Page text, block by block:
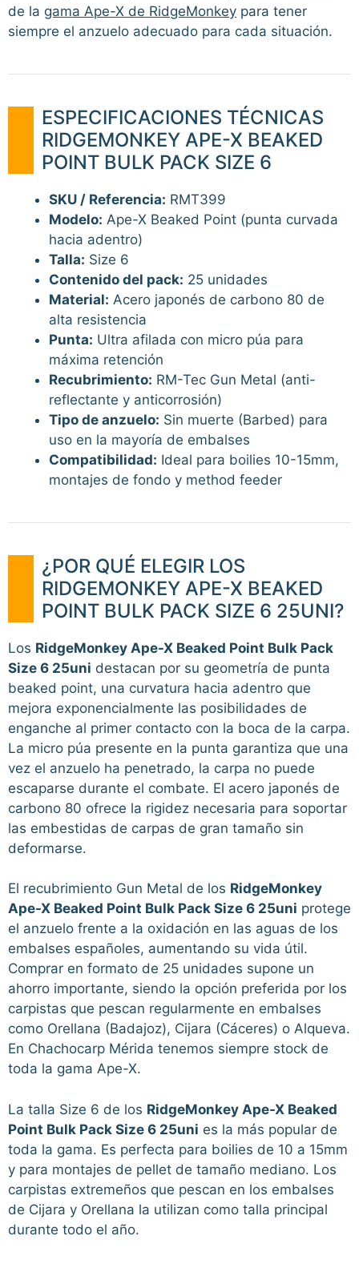
de la gama Ape-X de RidgeMonkey para tener
siempre el anzuelo adecuado para cada situación.
ESPECIFICACIONES TÉCNICAS
RIDGEMONKEY APE-X BEAKED
POINT BULK PACK SIZE 6
SKU / Referencia: RMT399
Modelo: Ape-X Beaked Point (punta curvada
hacia adentro)
Talla: Size 6
Contenido del pack: 25 unidades
Material: Acero japonés de carbono 80 de
alta resistencia
Punta: Ultra afilada con micro púa para
máxima retención
Recubrimiento: RM-Tec Gun Metal (anti-
reflectante y anticorrosión)
Tipo de anzuelo: Sin muerte (Barbed) para
uso en la mayoría de embalses
Compatibilidad: Ideal para boilies 10-15mm,
montajes de fondo y method feeder
¿POR QUÉ ELEGIR LOS
RIDGEMONKEY APE-X BEAKED
POINT BULK PACK SIZE 6 25UNI?
Los RidgeMonkey Ape-X Beaked Point Bulk Pack
Size 6 25uni destacan por su geometría de punta
beaked point, una curvatura hacia adentro que
mejora exponencialmente las posibilidades de
enganche al primer contacto con la boca de la carpa.
La micro púa presente en la punta garantiza que una
vez el anzuelo ha penetrado, la carpa no puede
escaparse durante el combate. El acero japonés de
carbono 80 ofrece la rigidez necesaria para soportar
las embestidas de carpas de gran tamaño sin
deformarse.
El recubrimiento Gun Metal de los RidgeMonkey
Ape-X Beaked Point Bulk Pack Size 6 25uni protege
el anzuelo frente a la oxidación en las aguas de los
embalses españoles, aumentando su vida útil.
Comprar en formato de 25 unidades supone un
ahorro importante, siendo la opción preferida por los
carpistas que pescan regularmente en embalses
como Orellana (Badajoz), Cijara (Cáceres) o Alqueva.
En Chachocarp Mérida tenemos siempre stock de
toda la gama Ape-X.
La talla Size 6 de los RidgeMonkey Ape-X Beaked
Point Bulk Pack Size 6 25uni es la más popular de
toda la gama. Es perfecta para boilies de 10 a 15mm
y para montajes de pellet de tamaño mediano. Los
carpistas extremeños que pescan en los embalses
de Cijara y Orellana la utilizan como talla principal
durante todo el año.